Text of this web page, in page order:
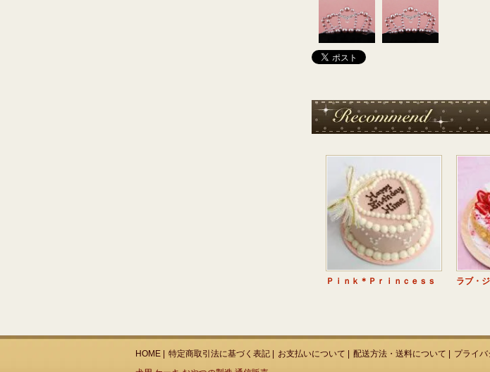
Ｐｉｎｋ＊Ｐｒｉｎｃｅｓｓ ラブ・
HOME 特定商取引法に基づく表記 お支払いについて 配送方法・送料について
プライ